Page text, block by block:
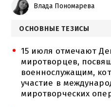
Влада Пономарева
ОСНОВНЫЕ ТЕЗИСЫ
15 июля отмечают
миротворцев,
военнослужащим,
участие в
миротворческих